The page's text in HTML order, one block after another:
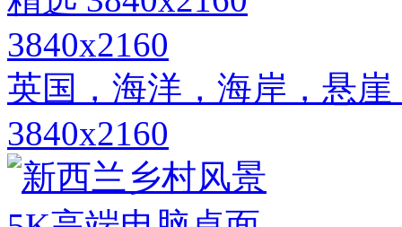
3840x2160
英国，海洋，海岸，悬
3840x2160